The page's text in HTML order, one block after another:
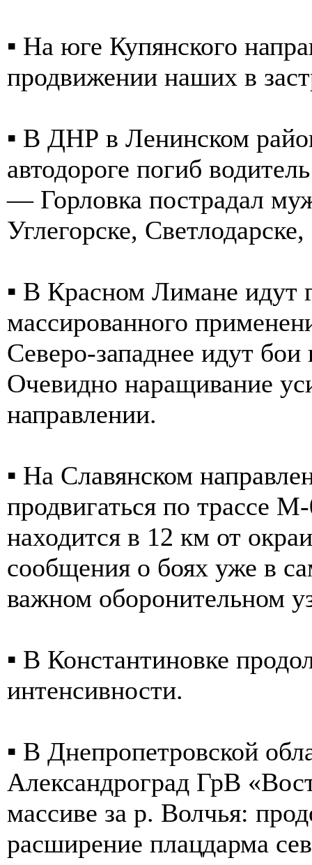
▪️ На юге Купянского
продвижении наших в
▪️ В ДНР в Ленинском
автодороге погиб
— Горловка пострадал
Углегорске,
▪️ В Красном Лимане идут
массированного
Северо-западнее идут бои
Очевидно наращивание
направлении.
▪️ На Славянском
продвигаться по трассе
находится в 12 км от
сообщения о боях уже в
важном оборонительном
▪️ В Константиновке
интенсивности.
▪️ В Днепропетровской
Александроград ГрВ
массиве за р. Волчья:
расширение плацдарма